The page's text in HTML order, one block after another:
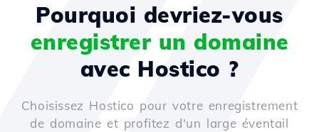
Pourquoi devriez-vous
enregistrer un domaine
avec Hostico ?
Choisissez Hostico pour votre enregistrement
de domaine et profitez d'un large éventail